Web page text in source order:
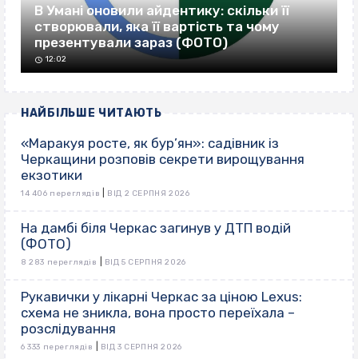
В Умані оновили айдентику: скільки її
створювали, яка її вартість та чому
презентували зараз (ФОТО)
12:02
НАЙБІЛЬШЕ ЧИТАЮТЬ
«Маракуя росте, як бур’ян»: садівник із
Черкащини розповів секрети вирощування
екзотики
14 406 переглядів ВІД 2 СЕРПНЯ 2026
На дамбі біля Черкас загинув у ДТП водій
(ФОТО)
8 283 переглядів ВІД 5 СЕРПНЯ 2026
Рукавички у лікарні Черкас за ціною Lexus:
схема не зникла, вона просто переїхала –
розслідування
6 333 переглядів ВІД 3 СЕРПНЯ 2026